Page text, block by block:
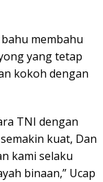
membahu
yang tetap
kokoh dengan
TNI dengan
kuat, Dan
kami selaku
binaan,” Ucap